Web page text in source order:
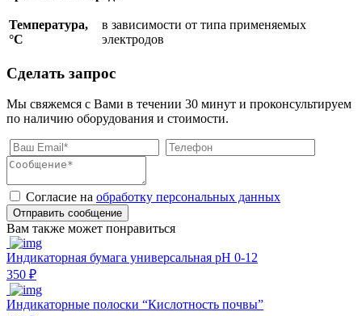
Температура,
°C
в зависимости от типа применяемых
электродов
Сделать запрос
Мы свяжемся с Вами в течении 30 минут и проконсультируем
по наличию оборудования и стоимости.
Согласие на обработку персональных данных
Отправить сообщение
Вам также может понравиться
Индикаторная бумага универсальная pH 0-12
350 ₽
Индикаторные полоски “Кислотность почвы”